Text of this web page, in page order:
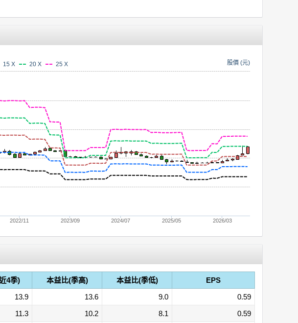
股價 (元)
15 X 20 X 25 X
2022/11 2023/09 2024/07 2025/05 2026/03
4季) 本益比(季高) 本益比(季低)
EPS
13.9 13.6 9.0
0.59
11.3 10.2 8.1
0.59